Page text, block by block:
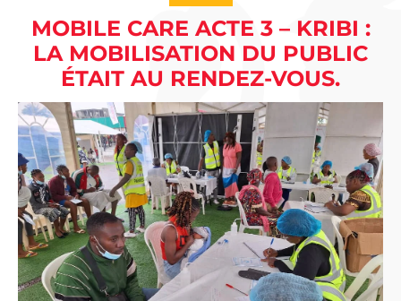
MOBILE CARE ACTE 3 – KRIBI :
LA MOBILISATION DU PUBLIC
ÉTAIT AU RENDEZ-VOUS.